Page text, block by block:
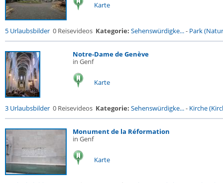
Karte
5 Urlaubsbilder 0 Reisevideos Kategorie: Sehenswürdigke...- Park
Notre-Dame de Genève
in Genf
Karte
3 Urlaubsbilder 0 Reisevideos Kategorie: Sehenswürdigke...- Kirche
Monument de la Réformation
in Genf
Karte